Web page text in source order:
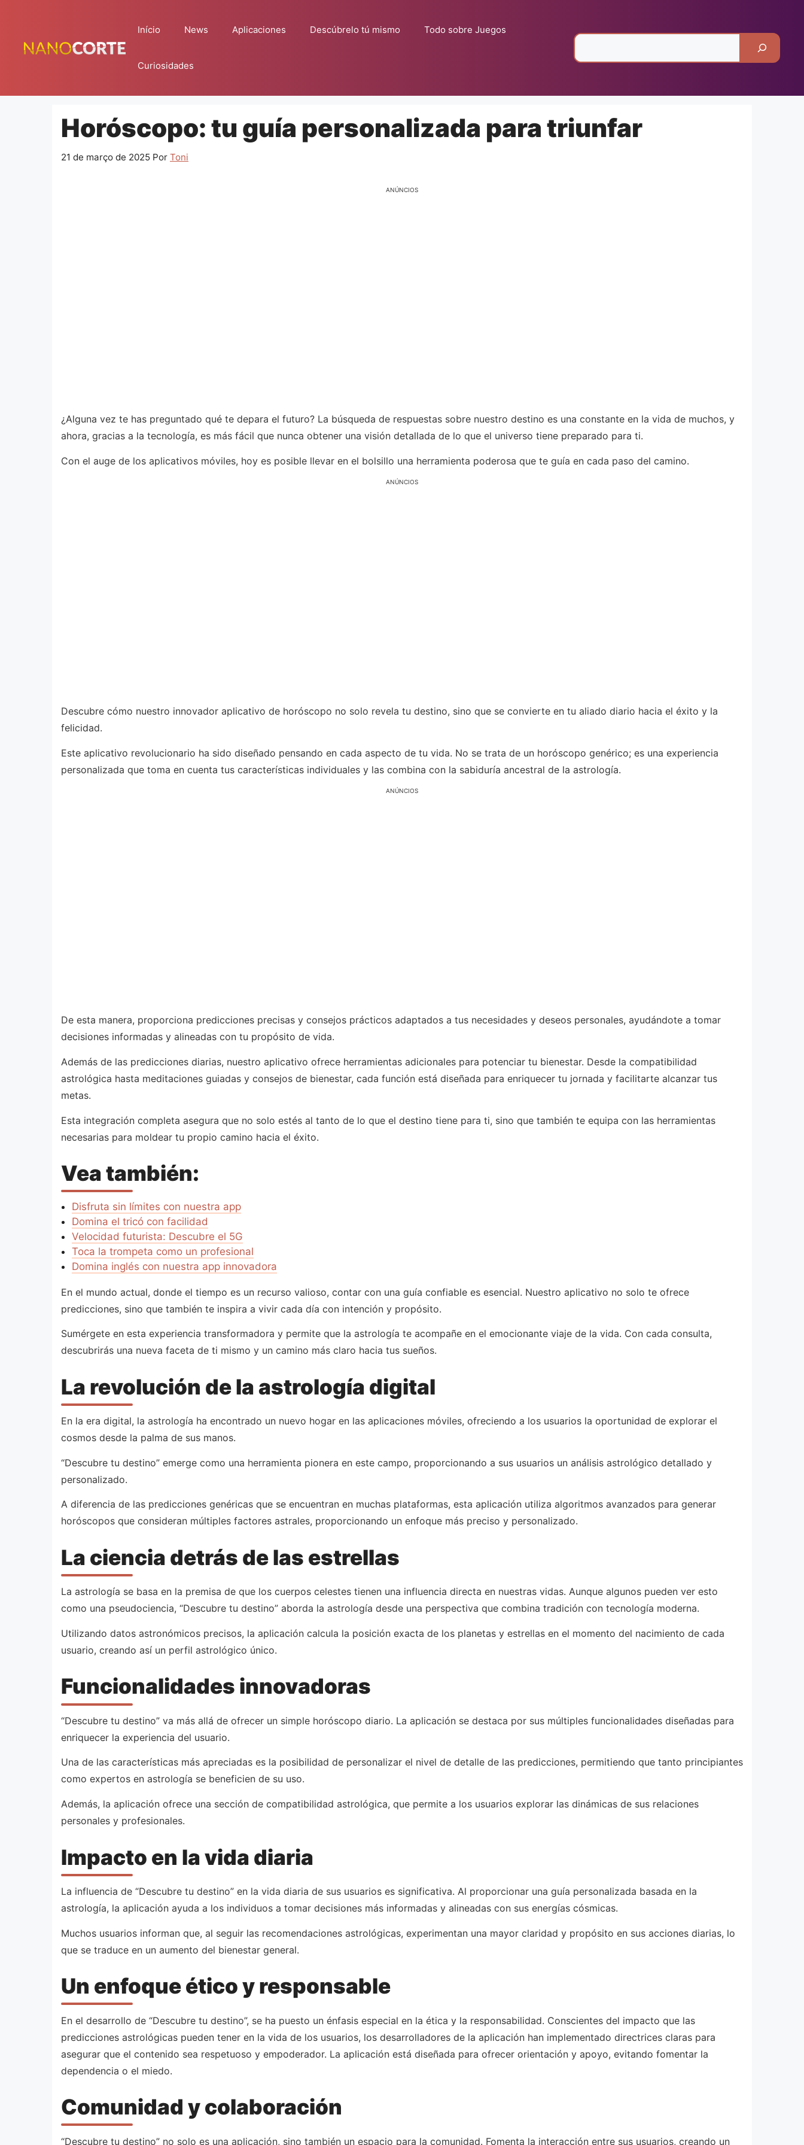
conteúdo
Início News Aplicaciones Descúbrelo tú mismo Todo sobre Juegos
Curiosidades
Horóscopo: tu guía personalizada para triunfar
21 de março de 2025 Por Toni
ANÚNCIOS
¿Alguna vez te has preguntado qué te depara el futuro? La búsqueda de respuestas sobre nuestro destino es una constante en la vida de muchos, y
ahora, gracias a la tecnología, es más fácil que nunca obtener una visión detallada de lo que el universo tiene preparado para ti.
Con el auge de los aplicativos móviles, hoy es posible llevar en el bolsillo una herramienta poderosa que te guía en cada paso del camino.
ANÚNCIOS
Descubre cómo nuestro innovador aplicativo de horóscopo no solo revela tu destino, sino que se convierte en tu aliado diario hacia el éxito y la
felicidad.
Este aplicativo revolucionario ha sido diseñado pensando en cada aspecto de tu vida. No se trata de un horóscopo genérico; es una experiencia
personalizada que toma en cuenta tus características individuales y las combina con la sabiduría ancestral de la astrología.
ANÚNCIOS
De esta manera, proporciona predicciones precisas y consejos prácticos adaptados a tus necesidades y deseos personales, ayudándote a tomar
decisiones informadas y alineadas con tu propósito de vida.
Además de las predicciones diarias, nuestro aplicativo ofrece herramientas adicionales para potenciar tu bienestar. Desde la compatibilidad
astrológica hasta meditaciones guiadas y consejos de bienestar, cada función está diseñada para enriquecer tu jornada y facilitarte alcanzar tus
metas.
Esta integración completa asegura que no solo estés al tanto de lo que el destino tiene para ti, sino que también te equipa con las herramientas
necesarias para moldear tu propio camino hacia el éxito.
Vea también:
Disfruta sin límites con nuestra app
Domina el tricó con facilidad
Velocidad futurista: Descubre el 5G
Toca la trompeta como un profesional
Domina inglés con nuestra app innovadora
En el mundo actual, donde el tiempo es un recurso valioso, contar con una guía confiable es esencial. Nuestro aplicativo no solo te ofrece
predicciones, sino que también te inspira a vivir cada día con intención y propósito.
Sumérgete en esta experiencia transformadora y permite que la astrología te acompañe en el emocionante viaje de la vida. Con cada consulta,
descubrirás una nueva faceta de ti mismo y un camino más claro hacia tus sueños.
La revolución de la astrología digital
En la era digital, la astrología ha encontrado un nuevo hogar en las aplicaciones móviles, ofreciendo a los usuarios la oportunidad de explorar el
cosmos desde la palma de sus manos.
“Descubre tu destino” emerge como una herramienta pionera en este campo, proporcionando a sus usuarios un análisis astrológico detallado y
personalizado.
A diferencia de las predicciones genéricas que se encuentran en muchas plataformas, esta aplicación utiliza algoritmos avanzados para generar
horóscopos que consideran múltiples factores astrales, proporcionando un enfoque más preciso y personalizado.
La ciencia detrás de las estrellas
La astrología se basa en la premisa de que los cuerpos celestes tienen una influencia directa en nuestras vidas. Aunque algunos pueden ver esto
como una pseudociencia, “Descubre tu destino” aborda la astrología desde una perspectiva que combina tradición con tecnología moderna.
Utilizando datos astronómicos precisos, la aplicación calcula la posición exacta de los planetas y estrellas en el momento del nacimiento de cada
usuario, creando así un perfil astrológico único.
Funcionalidades innovadoras
“Descubre tu destino” va más allá de ofrecer un simple horóscopo diario. La aplicación se destaca por sus múltiples funcionalidades diseñadas para
enriquecer la experiencia del usuario.
Una de las características más apreciadas es la posibilidad de personalizar el nivel de detalle de las predicciones, permitiendo que tanto principiantes
como expertos en astrología se beneficien de su uso.
Además, la aplicación ofrece una sección de compatibilidad astrológica, que permite a los usuarios explorar las dinámicas de sus relaciones
personales y profesionales.
Impacto en la vida diaria
La influencia de “Descubre tu destino” en la vida diaria de sus usuarios es significativa. Al proporcionar una guía personalizada basada en la
astrología, la aplicación ayuda a los individuos a tomar decisiones más informadas y alineadas con sus energías cósmicas.
Muchos usuarios informan que, al seguir las recomendaciones astrológicas, experimentan una mayor claridad y propósito en sus acciones diarias, lo
que se traduce en un aumento del bienestar general.
Un enfoque ético y responsable
En el desarrollo de “Descubre tu destino”, se ha puesto un énfasis especial en la ética y la responsabilidad. Conscientes del impacto que las
predicciones astrológicas pueden tener en la vida de los usuarios, los desarrolladores de la aplicación han implementado directrices claras para
asegurar que el contenido sea respetuoso y empoderador. La aplicación está diseñada para ofrecer orientación y apoyo, evitando fomentar la
dependencia o el miedo.
Comunidad y colaboración
“Descubre tu destino” no solo es una aplicación, sino también un espacio para la comunidad. Fomenta la interacción entre sus usuarios, creando un